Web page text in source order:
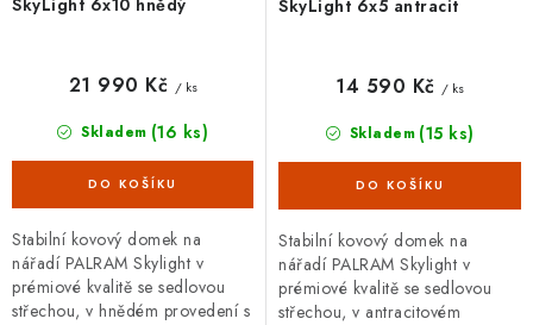
Skladem (16 ks)
21 990 Kč / ks
Stabilní kovový domek na
nářadí PALRAM Skylight v
prémiové kvalitě se sedlovou
střechou, v hnědém provedení s
SkyLight 6x5 antracit
Skladem (15 ks)
14 590 Kč / ks
Stabilní kovový domek na
nářadí PALRAM Skylight v
prémiové kvalitě se sedlovou
střechou, v antracitovém